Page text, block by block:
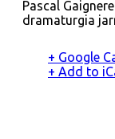
Pascal
dramaturgia
+ Google
+ Add to